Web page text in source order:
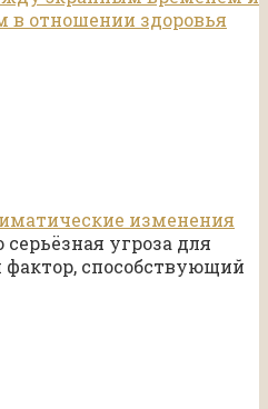
изменения
угроза для
фактор, способствующий